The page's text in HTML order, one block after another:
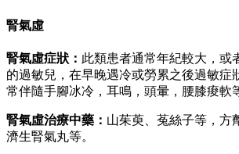
腎氣虛
腎氣虛症狀： 此類患者通常年紀較大，或
的過敏兒，在早晚遇冷或勞累之後過敏症
常伴隨手腳冰冷，耳鳴，頭暈，腰膝痠軟
腎氣虛治療中藥： 山茱萸、菟絲子等，方
濟生腎氣丸等。